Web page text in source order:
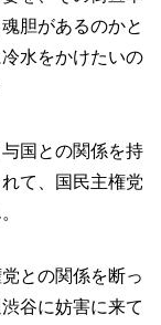
胆があるのかと
水をかけたいの
国との関係を持
て、国民主権党
との関係を断っ
谷に妨害に来て